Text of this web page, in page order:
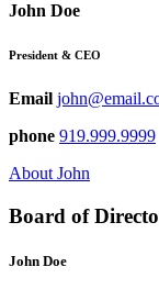
John Doe
President & CEO
Email
phone 919.999.9999
About John
Board of
John Doe